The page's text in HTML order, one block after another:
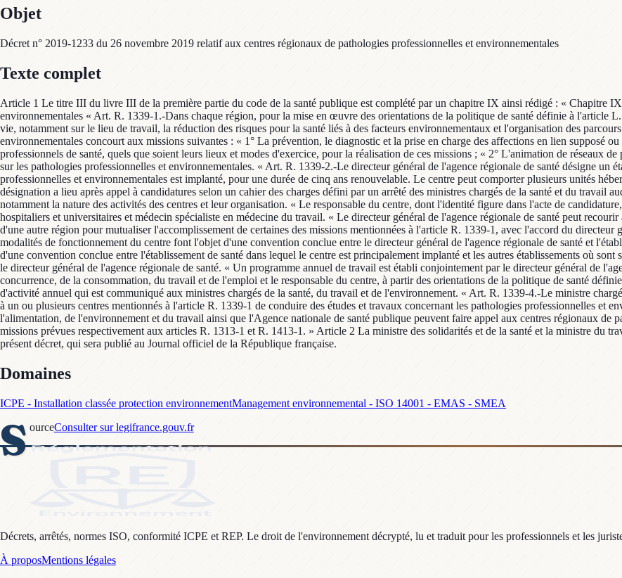
Objet
Décret n° 2019-1233 du 26 novembre 2019 relatif aux centres régionaux de pathologies professionnelles et environnementales
Texte complet
Article 1 Le titre III du livre III de la première partie du code de la santé publique est complété par un chapitre IX ainsi rédigé : « Chapitre
environnementales « Art. R. 1339-1.-Dans chaque région, pour la mise en œuvre des orientations de la politique de santé définie à l'article
vie, notamment sur le lieu de travail, la réduction des risques pour la santé liés à des facteurs environnementaux et l'organisation des
environnementales concourt aux missions suivantes : « 1° La prévention, le diagnostic et la prise en charge des affections en lien supposé
professionnels de santé, quels que soient leurs lieux et modes d'exercice, pour la réalisation de ces missions ; « 2° L'animation de réseaux
sur les pathologies professionnelles et environnementales. « Art. R. 1339-2.-Le directeur général de l'agence régionale de santé désigne un
professionnelles et environnementales est implanté, pour une durée de cinq ans renouvelable. Le centre peut comporter plusieurs unités
désignation a lieu après appel à candidatures selon un cahier des charges défini par un arrêté des ministres chargés de la santé et du travail
notamment la nature des activités des centres et leur organisation. « Le responsable du centre, dont l'identité figure dans l'acte de
hospitaliers et universitaires et médecin spécialiste en médecine du travail. « Le directeur général de l'agence régionale de santé peut
d'une autre région pour mutualiser l'accomplissement de certaines des missions mentionnées à l'article R. 1339-1, avec l'accord du
modalités de fonctionnement du centre font l'objet d'une convention conclue entre le directeur général de l'agence régionale de santé et
d'une convention conclue entre l'établissement de santé dans lequel le centre est principalement implanté et les autres établissements où
le directeur général de l'agence régionale de santé. « Un programme annuel de travail est établi conjointement par le directeur général de
concurrence, de la consommation, du travail et de l'emploi et le responsable du centre, à partir des orientations de la politique de santé
d'activité annuel qui est communiqué aux ministres chargés de la santé, du travail et de l'environnement. « Art. R. 1339-4.-Le ministre
à un ou plusieurs centres mentionnés à l'article R. 1339-1 de conduire des études et travaux concernant les pathologies professionnelles et
l'alimentation, de l'environnement et du travail ainsi que l'Agence nationale de santé publique peuvent faire appel aux centres régionaux de
missions prévues respectivement aux articles R. 1313-1 et R. 1413-1. » Article 2 La ministre des solidarités et de la santé et la ministre du
présent décret, qui sera publié au Journal officiel de la République française.
Domaines
ICPE - Installation classée protection environnementManagement environnemental - ISO 14001 - EMAS - SMEA
S ourceConsulter sur legifrance.gouv.fr
Décrets, arrêtés, normes ISO, conformité ICPE et REP. Le droit de l'environnement décrypté, lu et traduit pour les professionnels et les
À proposMentions légales